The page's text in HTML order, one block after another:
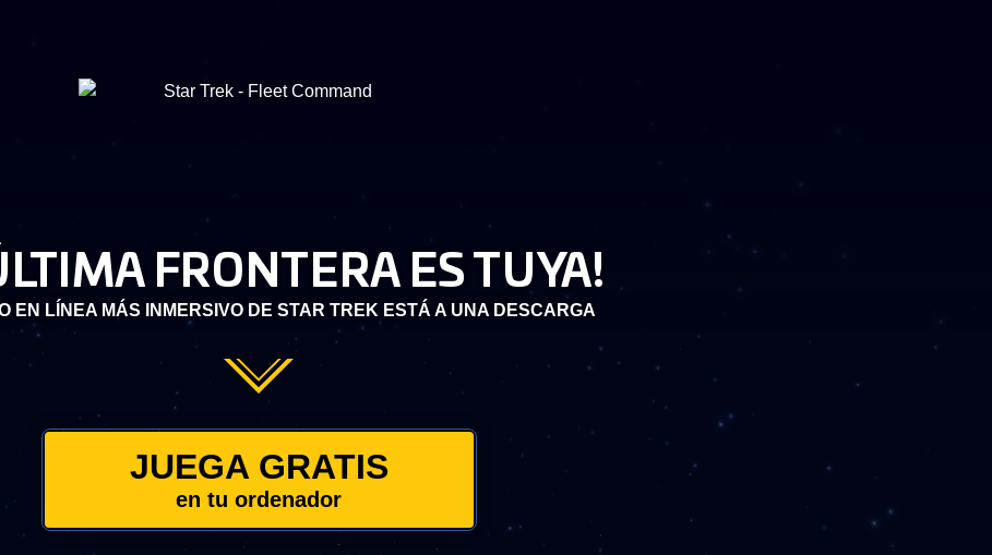
FRONTERA ES TUYA!
EN LÍNEA MÁS INMERSIVO DE STAR TREK ESTÁ A UNA DESCARGA
JUEGA GRATIS
en tu ordenador